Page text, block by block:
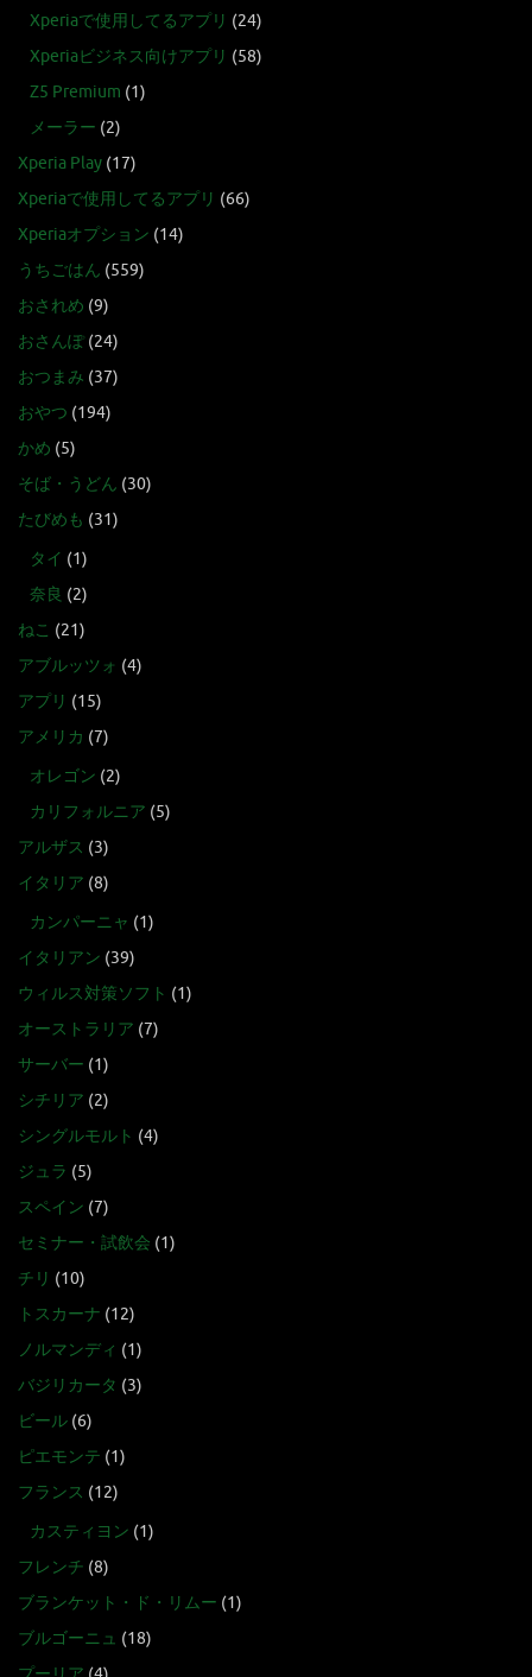
Xperiaで使用してるアプリ (24)
Xperiaビジネス向けアプリ (58)
Z5 Premium (1)
メーラー (2)
Xperia Play (17)
Xperiaで使用してるアプリ (66)
Xperiaオプション (14)
うちごはん (559)
おされめ (9)
おさんぽ(24)
おつまみ (37)
おやつ (194)
かめ (5)
そば・うどん (30)
たびめも (31)
タイ (1)
奈良 (2)
ねこ (21)
アブルッツォ (4)
アプリ (15)
アメリカ (7)
オレゴン (2)
カリフォルニア (5)
アルザス (3)
イタリア (8)
カンパーニャ (1)
イタリアン (39)
ウィルス対策ソフト (1)
オーストラリア (7)
サーバー (1)
シチリア (2)
シングルモルト (4)
ジュラ (5)
スペイン (7)
セミナー・試飲会 (1)
チリ (10)
トスカーナ (12)
ノルマンディ (1)
バジリカータ (3)
ビール (6)
ピエモンテ (1)
フランス (12)
カスティヨン (1)
フレンチ (8)
ブランケット・ド・リムー (1)
ブルゴーニュ (18)